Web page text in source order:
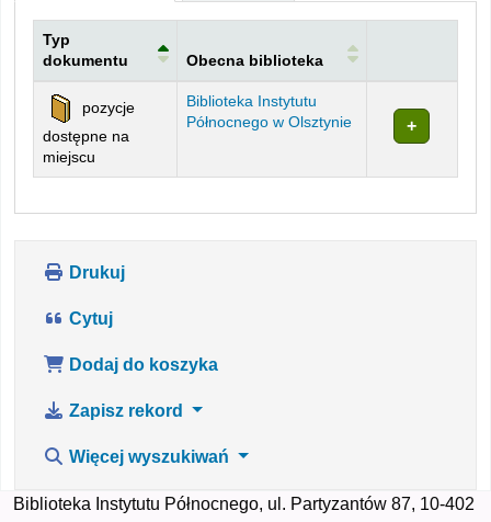
Egzemplarze
Typ
dokumentu
Obecna biblioteka
pozycje
dostępne na
miejscu
Biblioteka Instytutu
Północnego w Olsztynie
Drukuj
Cytuj
Dodaj do koszyka
Zapisz rekord
Więcej wyszukiwań
Biblioteka Instytutu Północnego, ul. Partyzantów 87, 10-402